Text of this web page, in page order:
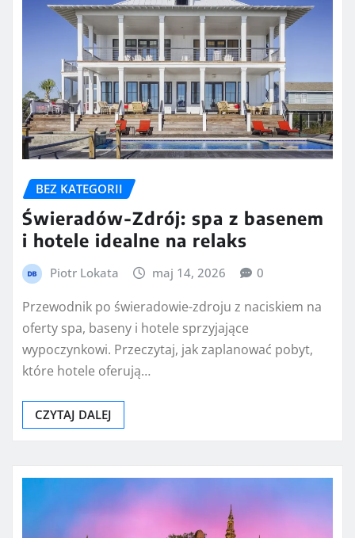
BEZ KATEGORII
Świeradów-Zdrój: spa z basenem
i hotele idealne na relaks
Piotr Lokata maj 14, 2026 0
Przewodnik po świeradowie-zdroju z naciskiem na
oferty spa, baseny i hotele sprzyjające
wypoczynkowi. Przeczytaj, jak zaplanować pobyt,
które hotele oferują…
CZYTAJ DALEJ